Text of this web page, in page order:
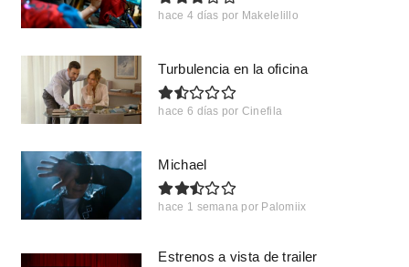
hace 4 días por Makelelillo
Turbulencia en la oficina
hace 6 días por Cinefila
Michael
hace 1 semana por Palomiix
Estrenos a vista de trailer